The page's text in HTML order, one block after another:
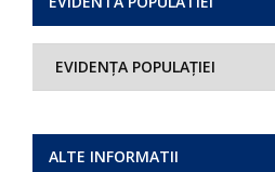
EVIDENȚA POPULAȚIEI
ALTE INFORMATII